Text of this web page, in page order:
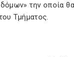
την οποία
Τμήματος.